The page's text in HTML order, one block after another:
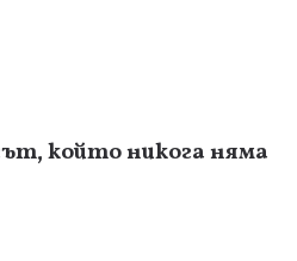
който никога няма